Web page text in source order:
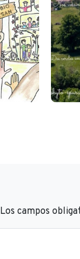
Los campos